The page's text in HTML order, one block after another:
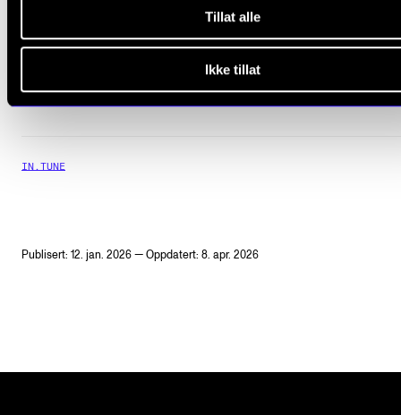
Tillat alle
Ikke tillat
IN.TUNE
Publisert: 12. jan. 2026 — Oppdatert: 8. apr. 2026